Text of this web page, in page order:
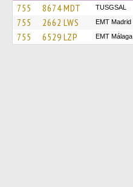
755 8674 MDT TUSGSAL
755 2662 LWS EMT Madrid
755 6529 LZP EMT Málaga